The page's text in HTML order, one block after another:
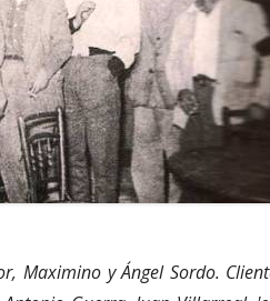
Maximino y Ángel Sordo.